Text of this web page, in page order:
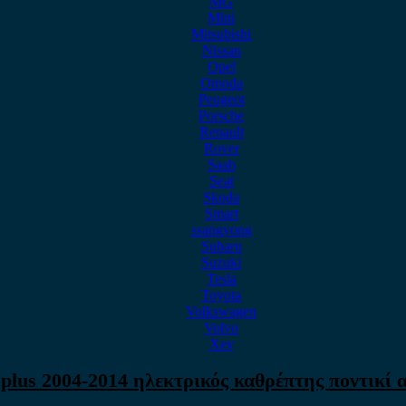
Mini
Mitsubishi
Nissan
Opel
Omoda
Peugeot
Porsche
Renault
Rover
Saab
Seat
Skoda
Smart
ssangyong
Subaru
Suzuki
Tesla
Toyota
Volkswagen
Volvo
Xev
2004-2014 ηλεκτρικός καθρέπτης ποντικί